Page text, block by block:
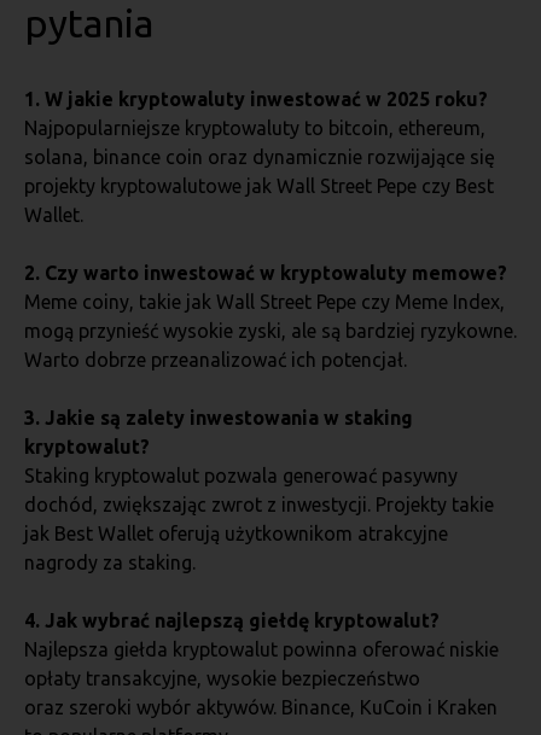
pytania
1. W jakie kryptowaluty inwestować w 2025 roku?
Najpopularniejsze kryptowaluty to bitcoin, ethereum,
solana, binance coin oraz dynamicznie rozwijające się
projekty kryptowalutowe jak Wall Street Pepe czy Best
Wallet.
2. Czy warto inwestować w kryptowaluty memowe?
Meme coiny, takie jak Wall Street Pepe czy Meme Index,
mogą przynieść wysokie zyski, ale są bardziej ryzykowne.
Warto dobrze przeanalizować ich potencjał.
3. Jakie są zalety inwestowania w staking
kryptowalut?
Staking kryptowalut pozwala generować pasywny
dochód, zwiększając zwrot z inwestycji. Projekty takie
jak Best Wallet oferują użytkownikom atrakcyjne
nagrody za staking.
4. Jak wybrać najlepszą giełdę kryptowalut?
Najlepsza giełda kryptowalut powinna oferować niskie
opłaty transakcyjne, wysokie bezpieczeństwo
oraz szeroki wybór aktywów. Binance, KuCoin i Kraken